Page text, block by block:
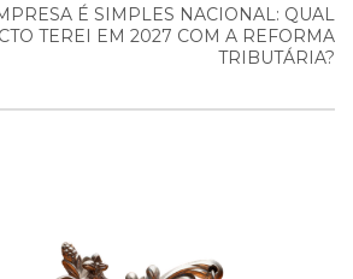
É SIMPLES NACIONAL: QUAL
TEREI EM 2027 COM A REFORMA
TRIBUTÁRIA?